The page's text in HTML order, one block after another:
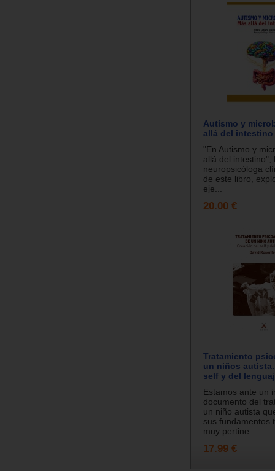
Autismo y
allá del intestino
"En Autismo y
allá del intestino",
neuropsicóloga
de este libro,
eje...
20.00 €
Tratamiento
un niños
self y del
Estamos ante un
documento del
un niño autista
sus fundamentos
muy pertine...
17.99 €